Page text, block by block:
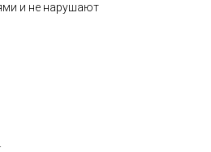
и не нарушают